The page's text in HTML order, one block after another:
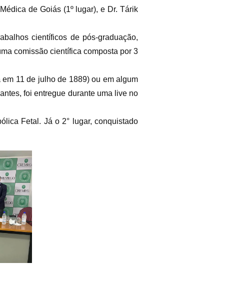
de Goiás (1º lugar), e Dr. Tárik
científicos de pós-graduação,
comissão científica composta por 3
11 de julho de 1889) ou em algum
foi entregue durante uma live no
Fetal. Já o 2° lugar, conquistado